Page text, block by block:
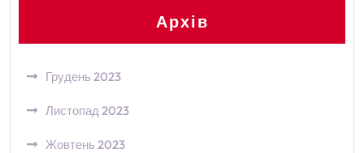
Архів
Грудень 2023
Листопад 2023
Жовтень 2023